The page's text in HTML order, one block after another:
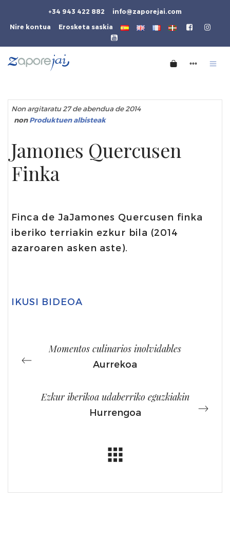
+34 943 422 882 info@zaporejai.com
Nire kontua Erosketa saskia
Non argitaratu 27 de abendua de 2014
nonProduktuen albisteak
Jamones Quercusen
Finka
Finca de JaJamones Quercusen finka
iberiko terriakin ezkur bila (2014
azaroaren asken aste).
IKUSI BIDEOA
Momentos culinarios inolvidables
Aurrekoa
Ezkur iberikoa udaberriko eguzkiakin
Hurrengoa